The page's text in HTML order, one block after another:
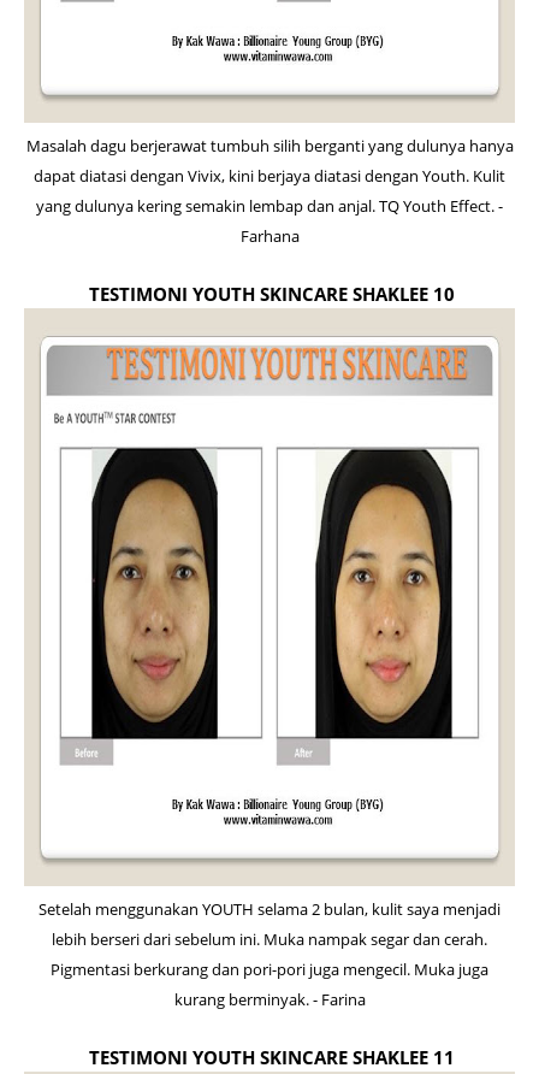
Masalah dagu berjerawat tumbuh silih berganti yang dulunya hanya
dapat diatasi dengan Vivix, kini berjaya diatasi dengan Youth. Kulit
yang dulunya kering semakin lembap dan anjal. TQ Youth Effect. -
Farhana
TESTIMONI YOUTH SKINCARE SHAKLEE 10
Setelah menggunakan YOUTH selama 2 bulan, kulit saya menjadi
lebih berseri dari sebelum ini. Muka nampak segar dan cerah.
Pigmentasi berkurang dan pori-pori juga mengecil. Muka juga
kurang berminyak. - Farina
TESTIMONI YOUTH SKINCARE SHAKLEE 11